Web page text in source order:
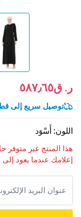
ر. ق٥٨٧٫٦٥
توصيل سريع إلى قطر خلال 3-
اللون: أَسْوَد
هذا المنتج غير متوفر
إعلامك عندما يعود